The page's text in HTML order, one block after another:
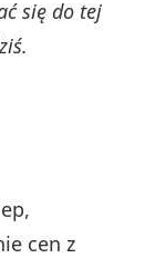
się do tej
cen z